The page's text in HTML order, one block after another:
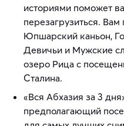
историями поможет
перезагрузиться.
Юпшарский каньон,
Девичьи и Мужские
озеро Рица с
Сталина.
«Вся Абхазия за 3
предполагающий